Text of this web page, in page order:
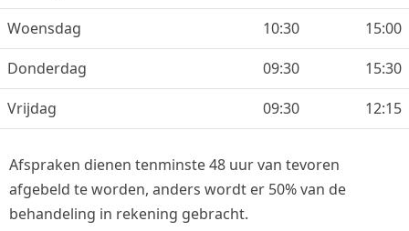
Woensdag
10:30
15:00
Donderdag
09:30
15:30
Vrijdag
09:30 12:15
Afspraken dienen tenminste 48 uur van tevoren
afgebeld te worden, anders wordt er 50% van de
behandeling in rekening gebracht.